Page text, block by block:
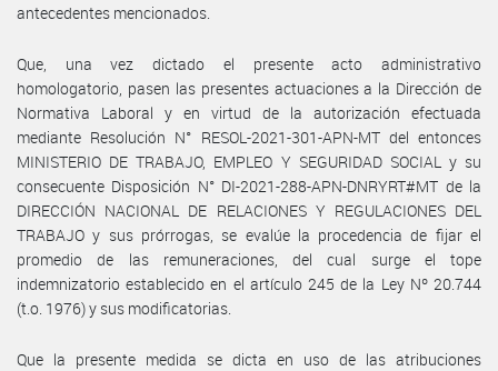
antecedentes mencionados.
Que, una vez dictado el presente acto administrativo
homologatorio, pasen las presentes actuaciones a la Dirección de
Normativa Laboral y en virtud de la autorización efectuada
mediante Resolución N° RESOL-2021-301-APN-MT del entonces
MINISTERIO DE TRABAJO, EMPLEO Y SEGURIDAD SOCIAL y su
consecuente Disposición N° DI-2021-288-APN-DNRYRT#MT de la
DIRECCIÓN NACIONAL DE RELACIONES Y REGULACIONES DEL
TRABAJO y sus prórrogas, se evalúe la procedencia de fijar el
promedio de las remuneraciones, del cual surge el tope
indemnizatorio establecido en el artículo 245 de la Ley Nº 20.744
(t.o. 1976) y sus modificatorias.
Que la presente medida se dicta en uso de las atribuciones